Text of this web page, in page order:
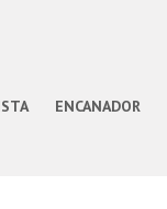
ENCANADOR